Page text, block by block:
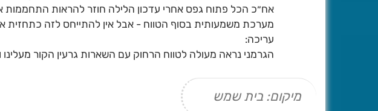
אח״כ הכל פתוח גפס אחרי עדכון הלילה חוזר להראות התחממות
מערכת משמעותית בסוף הטווח - אבל אין להתייחס לזה
עריכה:
הגרמני נראה מעולה לטווח הרחוק עם השארות גרעין הקור
מיקום: בית שמש